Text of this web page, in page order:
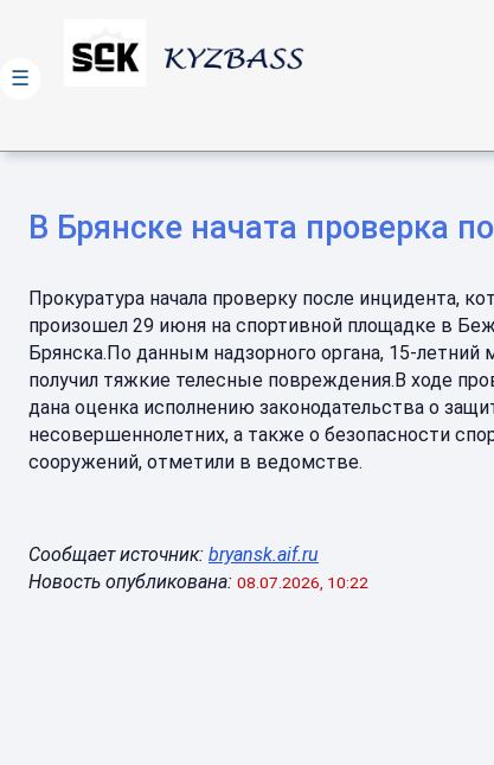
В Брянске начата проверка
Прокуратура начала проверку после инцидента,
произошел 29 июня на спортивной площадке в
Брянска.По данным надзорного органа, 15-летний
получил тяжкие телесные повреждения.В ходе
дана оценка исполнению законодательства о
несовершеннолетних, а также о безопасности
сооружений, отметили в ведомстве.
Сообщает источник: bryansk.aif.ru
Новость опубликована: 08.07.2026, 10:22
☰